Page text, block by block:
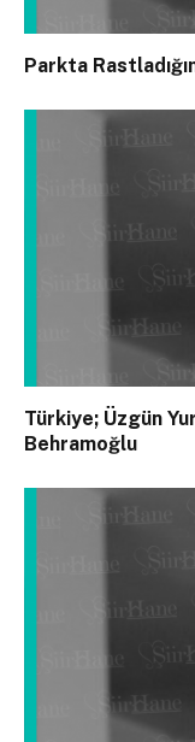
Parkta
Türkiye; Üzgün
Behramoğlu